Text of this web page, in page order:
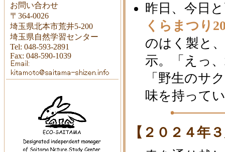
お問い合わせ
〒364-0026
埼玉県北本市荒井5-200
埼玉県自然学習センター
Tel: 048-593-2891
Fax: 048-590-1039
昨日、今日
くらまつり
のはく製と
示。「えっ
「野生のサ
味を持って
【２０２４年